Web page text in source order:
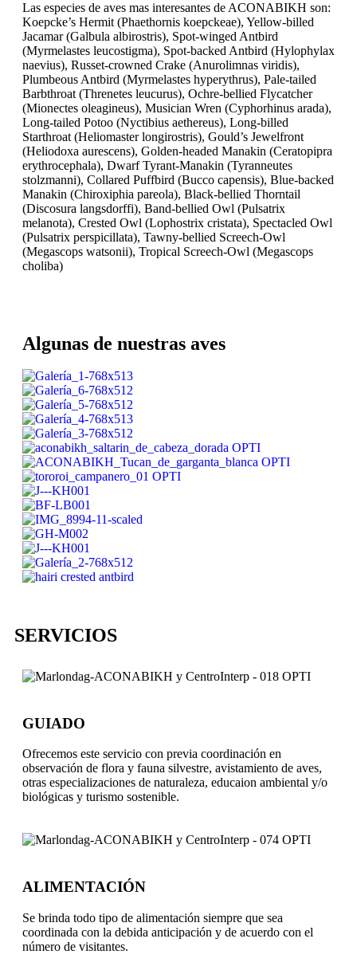
Las especies de aves mas interesantes de ACONABIKH son:
Koepcke’s Hermit (Phaethornis koepckeae), Yellow-billed
Jacamar (Galbula albirostris), Spot-winged Antbird
(Myrmelastes leucostigma), Spot-backed Antbird (Hylophylax
naevius), Russet-crowned Crake (Anurolimnas viridis),
Plumbeous Antbird (Myrmelastes hyperythrus), Pale-tailed
Barbthroat (Threnetes leucurus), Ochre-bellied Flycatcher
(Mionectes oleagineus), Musician Wren (Cyphorhinus arada),
Long-tailed Potoo (Nyctibius aethereus), Long-billed
Starthroat (Heliomaster longirostris), Gould’s Jewelfront
(Heliodoxa aurescens), Golden-headed Manakin (Ceratopipra
erythrocephala), Dwarf Tyrant-Manakin (Tyranneutes
stolzmanni), Collared Puffbird (Bucco capensis), Blue-backed
Manakin (Chiroxiphia pareola), Black-bellied Thorntail
(Discosura langsdorffi), Band-bellied Owl (Pulsatrix
melanota), Crested Owl (Lophostrix cristata), Spectacled Owl
(Pulsatrix perspicillata), Tawny-bellied Screech-Owl
(Megascops watsonii), Tropical Screech-Owl (Megascops
choliba)
Algunas de nuestras aves
SERVICIOS
GUIADO
Ofrecemos este servicio con previa coordinación en
observación de flora y fauna silvestre, avistamiento de aves,
otras especializaciones de naturaleza, educaion ambiental y/o
biológicas y turismo sostenible.
ALIMENTACIÓN
Se brinda todo tipo de alimentación siempre que sea
coordinada con la debida anticipación y de acuerdo con el
número de visitantes.